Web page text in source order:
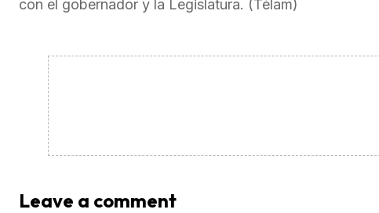
con el gobernador y la Legislatura. (Télam)
Leave a comment